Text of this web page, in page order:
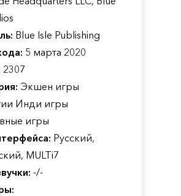
Blue Isle Publishing
5 марта 2020
2307
Экшен игры
Инди игры
игры
Русский,
MULTi7
-/-